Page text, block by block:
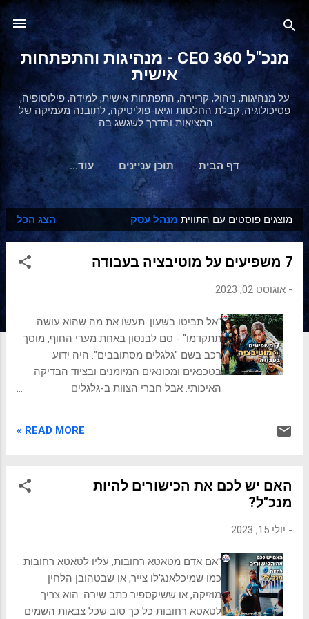
דילוג לתוכן הראשי
מנכ"ל 360 CEO - מנהיגות והתפתחות
אישית
על מנהיגות, ניהול, קריירה, התפתחות אישית, למידה, פילוסופיה,
פסיכולוגיה, קבלת החלטות וגיאו-פוליטיקה, לתובנה מעמיקה של
המציאות והדרך לשגשג בה.
דף הבית תוכן עניינים ‏עוד…
ר
ש
מוצגים פוסטים עם התווית מנהל עסק הצג הכל
7 משפיעים על מוטיבציה בעבודה
- אוגוסט 02, 2023
"אל תביטו בשעון. תעשו את מה שהוא עושה.
תתקדמו" - סם לבנסון באחת מערי החוף, מוסך
רכב בשם "גלגלים מסתובבים". היה ידוע
בטכנאים ומכונאים המיומנים ובציוד הבדיקה
האיכותי. אבל חברי הצוות ב-גלגלים
מסורבלת ולהתדרדרות בשביעות רצון הלקוחות.
האנרגיה. הטכנאים ומכונאים נראו מעט
יכולים להיות המפתח לשינוי המגמה בגלגלים
מסתובבים. חמושה בהבנה החדשה, היא יצאה
למשימה ליישם את הגורמים הללו ולהצית
READ MORE »
האם יש לכם את הכישורים להיות
מנכ"ל?
- יולי 15, 2023
"אם אדם מטאטא רחובות, עליו לטאטא רחובות
כמו שמיכלאנג'לו צייר, או שבטהובן הלחין
מוזיקה, או ששיקספיר כתב שירה. הוא צריך
לטאטא רחובות כל כך טוב שכל צבאות השמים